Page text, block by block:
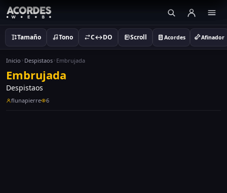
Tamaño Tono C↔DO Scroll Acordes Afinador
Inicio Despistaos Embrujada
Embrujada
Despistaos
flunapierre 6